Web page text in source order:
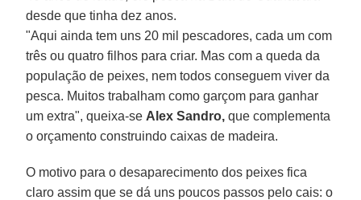
desde que tinha dez anos.
"Aqui ainda tem uns 20 mil pescadores, cada um com
três ou quatro filhos para criar. Mas com a queda da
população de peixes, nem todos conseguem viver da
pesca. Muitos trabalham como garçom para ganhar
um extra", queixa-se Alex Sandro, que complementa
o orçamento construindo caixas de madeira.
O motivo para o desaparecimento dos peixes fica
claro assim que se dá uns poucos passos pelo cais: o